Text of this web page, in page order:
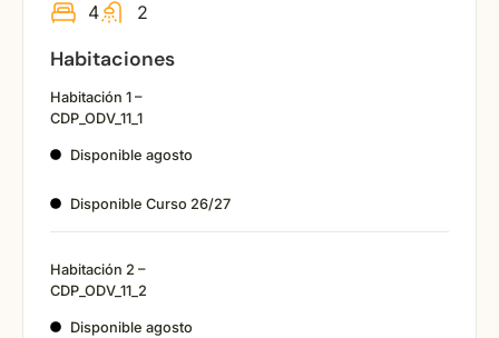
4
2
Habitaciones
Habitación 1 –
CDP_ODV_11_1
Disponible agosto
Disponible Curso 26/27
Habitación 2 –
CDP_ODV_11_2
Disponible agosto